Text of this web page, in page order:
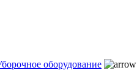
оборудование